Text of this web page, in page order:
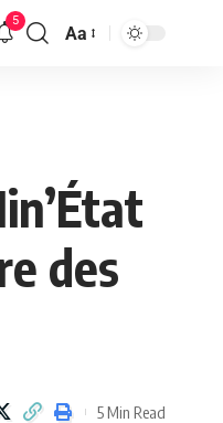
5
Aa
des
5 Min Read